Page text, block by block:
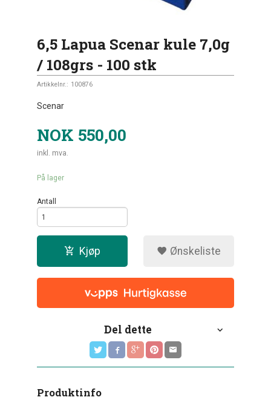
6,5 Lapua Scenar kule 7,0g
/ 108grs - 100 stk
Artikkelnr.: 100876
Scenar
NOK 550,00
inkl. mva.
På lager
Antall
Kjøp Ønskeliste
Del dette
Produktinfo